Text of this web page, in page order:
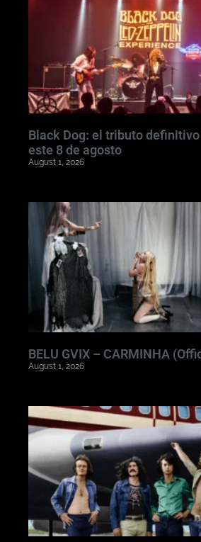
Black Dog: el tributo
este 8 de agosto
August 1, 2026
BELU GVIX – CARMINHA
August 1, 2026